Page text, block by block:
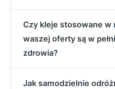
Czy kleje stosowane w
waszej oferty są w
zdrowia?
Jak samodzielnie